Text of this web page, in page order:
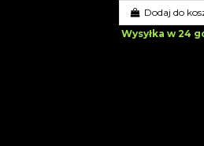
Dodaj do
Wysyłka w 24